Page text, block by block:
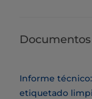
Informe
etiquetado